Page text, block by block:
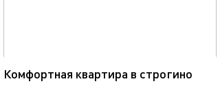
Комфортная квартира в строгино